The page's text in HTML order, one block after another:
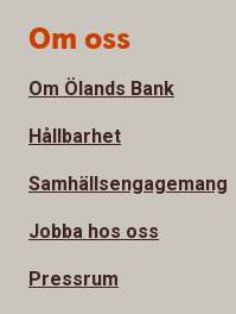
Om oss
Om Ölands Bank
Hållbarhet
Samhällsengagemang
Jobba hos oss
Pressrum